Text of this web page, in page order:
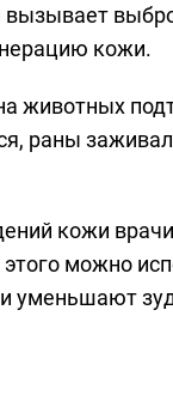
вызывает
кожи.
животных
раны
кожи
можно
уменьшают